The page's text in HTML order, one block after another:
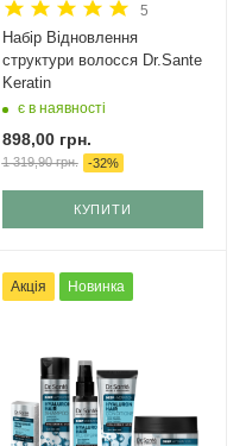
5
Набір Відновлення
структури волосся Dr.Sante
Keratin
є в наявності
898,00грн.
1 319,90грн. -32%
КУПИТИ
Акція Новинка